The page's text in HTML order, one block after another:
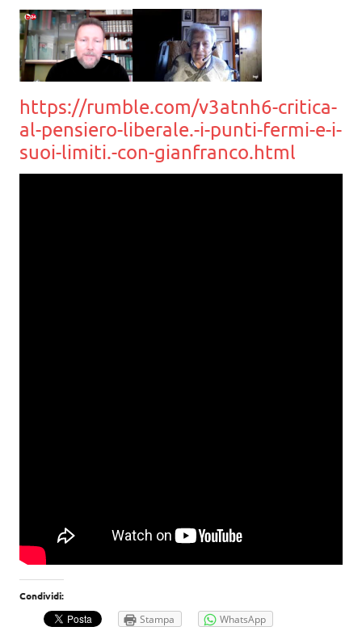
https://rumble.com/v3atnh6-critica-
al-pensiero-liberale.-i-punti-fermi-e-i-
suoi-limiti.-con-gianfranco.html
Condividi:
Stampa
WhatsApp